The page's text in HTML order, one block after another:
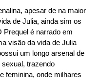
apesar de na maior
de Julia, ainda sim os
Prequel é narrado em
visão da vida de Julia
um longo arsenal de
trazendo
feminina, onde milhares